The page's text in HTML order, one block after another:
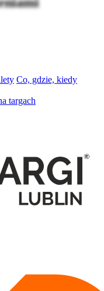
Co, gdzie, kiedy
targach